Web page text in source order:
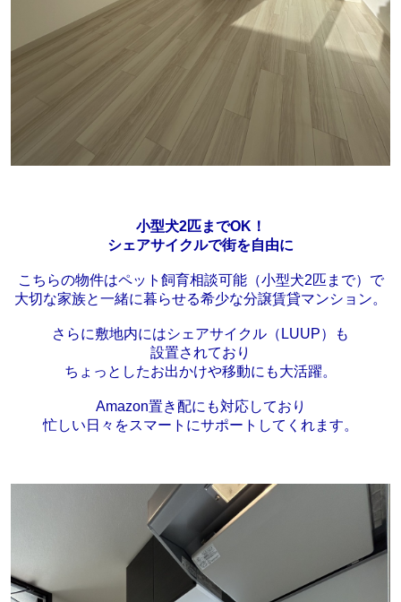
小型犬2匹までOK！
シェアサイクルで街を自由に
こちらの物件はペット飼育相談可能（小型犬2匹まで）で
大切な家族と一緒に暮らせる希少な分譲賃貸マンション。
さらに敷地内にはシェアサイクル（LUUP）
も
設置されており
ちょっとしたお出かけや移動にも大活躍。
Amazon置き配にも対応しており
忙しい日々をスマートにサポートしてくれます。